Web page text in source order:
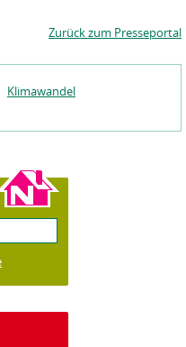
Zurück zum Presseportal
Klimawandel